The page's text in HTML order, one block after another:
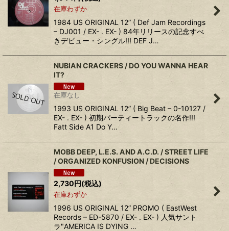
在庫わずか
1984 US ORIGINAL 12” ( Def Jam Recordings
– DJ001 / EX- . EX- ) 84年リリースの記念すべ
きデビュー・シングル!!! DEF J…
NUBIAN CRACKERS / DO YOU WANNA HEAR
IT?
在庫なし
1993 US ORIGINAL 12” ( Big Beat – 0-10127 /
EX- . EX- ) 初期パーティートラックの名作!!!
Fatt Side A1 Do Y…
MOBB DEEP, L.E.S. AND A.C.D. / STREET LIFE
/ ORGANIZED KONFUSION / DECISIONS
2,730円(税込)
在庫わずか
1996 US ORIGINAL 12” PROMO ( EastWest
Records – ED-5870 / EX- . EX- ) 人気サント
ラ"AMERICA IS DYING …